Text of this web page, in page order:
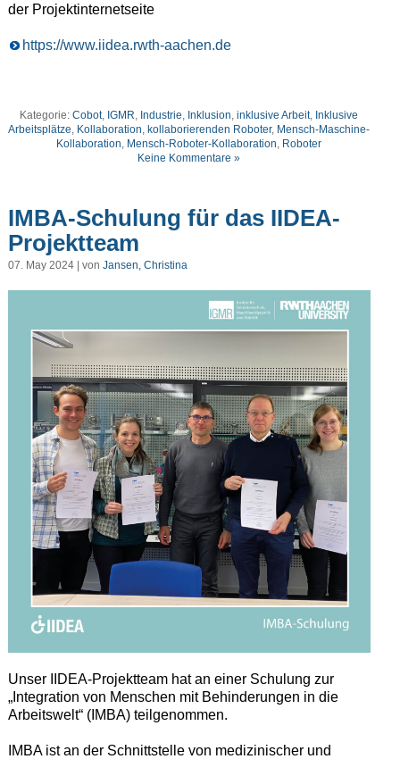
der Projektinternetseite
https://www.iidea.rwth-aachen.de
Kategorie:Cobot, IGMR, Industrie, Inklusion,inklusive Arbeit, Inklusive
Arbeitsplätze, Kollaboration,kollaborierenden Roboter, Mensch-Maschine-
Kollaboration, Mensch-Roboter-Kollaboration, Roboter
Keine Kommentare »
IMBA-Schulung für das IIDEA-
Projektteam
07. May 2024 | von Jansen, Christina
Unser IIDEA-Projektteam hat an einer Schulung zur
„Integration von Menschen mit Behinderungen in die
Arbeitswelt“ (IMBA) teilgenommen.
IMBA ist an der Schnittstelle von medizinischer und